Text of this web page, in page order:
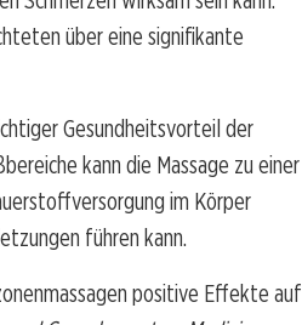
über eine signifikante
Gesundheitsvorteil der
kann die Massage zu einer
im Körper
führen kann.
positive Effekte auf